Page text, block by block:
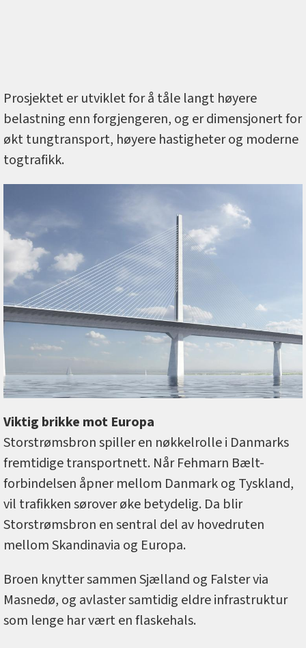
Prosjektet er utviklet for å tåle langt høyere
belastning enn forgjengeren, og er dimensjonert for
økt tungtransport, høyere hastigheter og moderne
togtrafikk.
Viktig brikke mot Europa
Storstrømsbron spiller en nøkkelrolle i Danmarks
fremtidige transportnett. Når Fehmarn Bælt-
forbindelsen åpner mellom Danmark og Tyskland,
vil trafikken sørover øke betydelig. Da blir
Storstrømsbron en sentral del av hovedruten
mellom Skandinavia og Europa.
Broen knytter sammen Sjælland og Falster via
Masnedø, og avlaster samtidig eldre infrastruktur
som lenge har vært en flaskehals.